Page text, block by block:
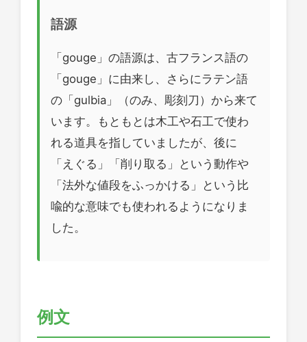
語源
「gouge」の語源は、古フランス語の
「gouge」に由来し、さらにラテン語
の「gulbia」（のみ、彫刻刀）から来て
います。もともとは木工や石工で使わ
れる道具を指していましたが、後に
「えぐる」「削り取る」という動作や
「法外な値段をふっかける」という比
喩的な意味でも使われるようになりま
した。
例文